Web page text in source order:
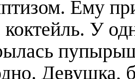
Ему
коктейль. У
Девушка,